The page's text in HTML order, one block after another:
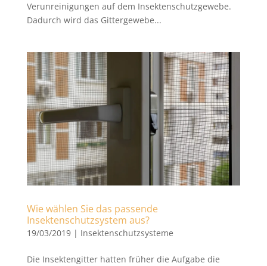
Verunreinigungen auf dem Insektenschutzgewebe.
Dadurch wird das Gittergewebe...
Wie wählen Sie das passende
Insektenschutzsystem aus?
19/03/2019| Insektenschutzsysteme
Die Insektengitter hatten früher die Aufgabe die